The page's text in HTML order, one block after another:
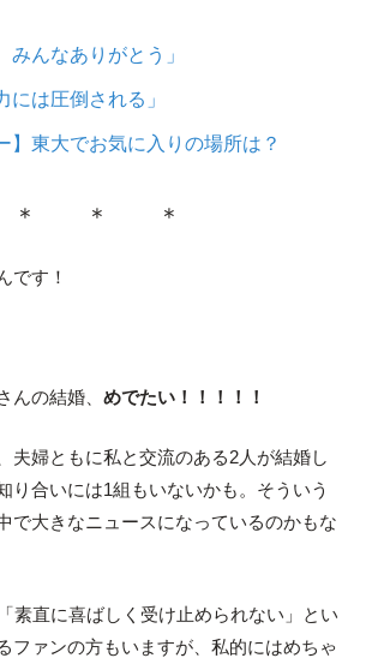
みんなありがとう」
には圧倒される」
】東大でお気に入りの場所は？
＊ ＊ ＊
です！
んの結婚、 めでたい！！！！！
夫婦ともに私と交流のある2人が結婚し
り合いには1組もいないかも。そういう
で大きなニュースになっているのかもな
素直に喜ばしく受け止められない」とい
ファンの方もいますが、私的にはめちゃ